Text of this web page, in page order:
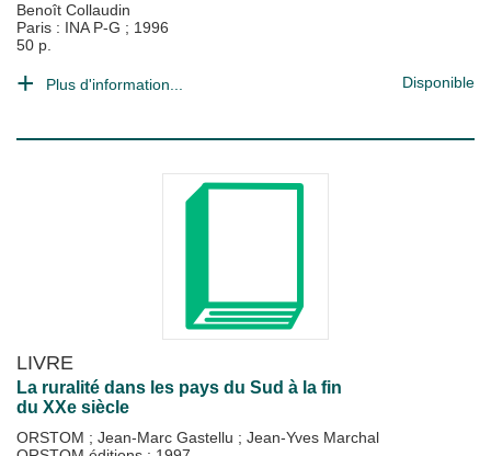
Benoît Collaudin
Paris : INA P-G ; 1996
50 p.
Plus d'information... Disponible
LIVRE
La ruralité dans les pays du Sud à la fin
du XXe siècle
ORSTOM ; Jean-Marc Gastellu ; Jean-Yves Marchal